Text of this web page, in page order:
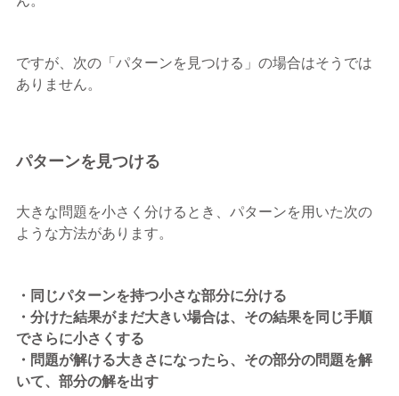
ですが、次の「パターンを見つける」の場合はそうでは
ありません。
パターンを見つける
大きな問題を小さく分けるとき、パターンを用いた次の
ような方法があります。
・同じパターンを持つ小さな部分に分ける
・分けた結果がまだ大きい場合は、その結果を同じ手順
でさらに小さくする
・問題が解ける大きさになったら、その部分の問題を解
いて、部分の解を出す